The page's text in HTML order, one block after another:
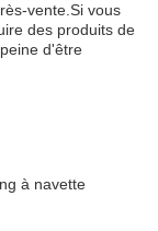
vente.Si vous
des produits de
d'être
à navette